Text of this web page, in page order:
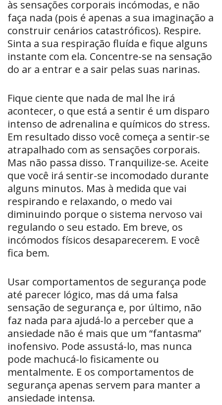
às sensações corporais incómodas, e não
faça nada (pois é apenas a sua imaginação a
construir cenários catastróficos). Respire.
Sinta a sua respiração fluída e fique alguns
instante com ela. Concentre-se na sensação
do ar a entrar e a sair pelas suas narinas.
Fique ciente que nada de mal lhe irá
acontecer, o que está a sentir é um disparo
intenso de adrenalina e químicos do stress.
Em resultado disso você começa a sentir-se
atrapalhado com as sensações corporais.
Mas não passa disso. Tranquilize-se. Aceite
que você irá sentir-se incomodado durante
alguns minutos. Mas à medida que vai
respirando e relaxando, o medo vai
diminuindo porque o sistema nervoso vai
regulando o seu estado. Em breve, os
incómodos físicos desaparecerem. E você
fica bem.
Usar comportamentos de segurança pode
até parecer lógico, mas dá uma falsa
sensação de segurança e, por último, não
faz nada para ajudá-lo a perceber que a
ansiedade não é mais que um “fantasma”
inofensivo. Pode assustá-lo, mas nunca
pode machucá-lo fisicamente ou
mentalmente. E os comportamentos de
segurança apenas servem para manter a
ansiedade intensa.